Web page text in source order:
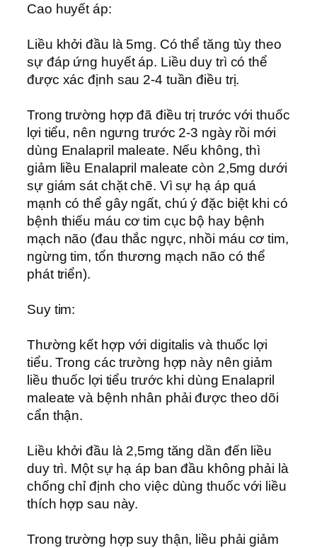
Cao huyết áp:
Liều khởi đầu là 5mg. Có thể tăng tùy theo
sự đáp ứng huyết áp. Liều duy trì có thể
được xác định sau 2-4 tuần điều trị.
Trong trường hợp đã điều trị trước với thuốc
lợi tiểu, nên ngưng trước 2-3 ngày rồi mới
dùng Enalapril maleate. Nếu không, thì
giảm liều Enalapril maleate còn 2,5mg dưới
sự giám sát chặt chẽ. Vì sự hạ áp quá
mạnh có thể gây ngất, chú ý đặc biệt khi có
bệnh thiếu máu cơ tim cục bộ hay bệnh
mạch não (đau thắc ngực, nhồi máu cơ tim,
ngừng tim, tổn thương mạch não có thể
phát triển).
Suy tim:
Thường kết hợp với digitalis và thuốc lợi
tiểu. Trong các trường hợp này nên giảm
liều thuốc lợi tiểu trước khi dùng Enalapril
maleate và bệnh nhân phải được theo dõi
cẩn thận.
Liều khởi đầu là 2,5mg tăng dần đến liều
duy trì. Một sự hạ áp ban đầu không phải là
chống chỉ định cho việc dùng thuốc với liều
thích hợp sau này.
Trong trường hợp suy thận, liều phải giảm